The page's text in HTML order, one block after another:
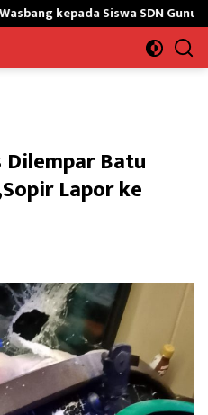
SDN Gunung Susu
Dilempar Batu
Lapor ke